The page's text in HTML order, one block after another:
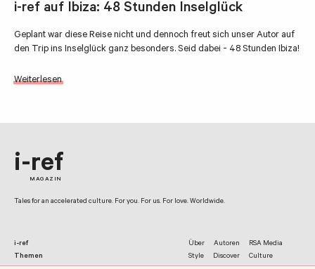
i-ref auf Ibiza: 48 Stunden Inselglück
Geplant war diese Reise nicht und dennoch freut sich unser Autor auf
den Trip ins Inselglück ganz besonders. Seid dabei - 48 Stunden Ibiza!
Weiterlesen
i-ref
MAGAZIN
Tales for an accelerated culture. For you. For us. For love. Worldwide.
i-ref Über Autoren
RSA Media
Themen
Style Discover
Culture